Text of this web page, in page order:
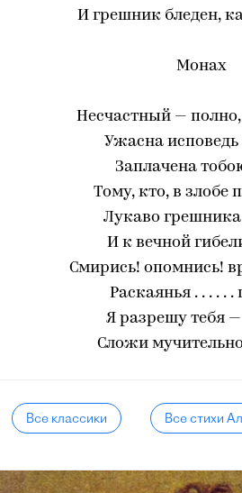
И грешник бледен,
Монах
Несчастный — полно,
Ужасна исповедь
Заплачена
Тому, кто, в злобе
Лукаво
И к вечной
Смирись! опомнись!
Раскаянья . . . . . .
Я разрешу тебя —
Сложи
Все классики Все стихи